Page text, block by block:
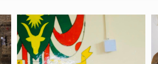
de Refondation
milliards de FCFA recouvrés par la COLDEFF